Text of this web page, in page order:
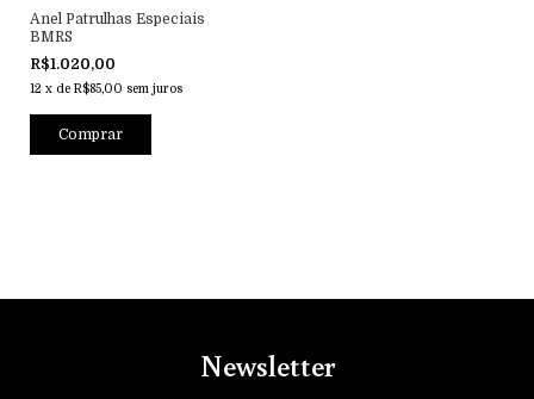
Anel Patrulhas Especiais
BMRS
R$1.020,00
12 x de R$85,00 sem juros
Comprar
Newsletter